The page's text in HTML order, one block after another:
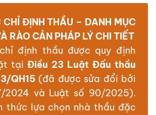
CHỈ ĐỊNH THẦU – DANH MỤC
RÀO CẢN PHÁP LÝ CHI TIẾT
định thầu được quy định
tại Điều 23 Luật Đấu thầu
QH15(đã được sửa đổi bởi
2024 và Luật số 90/2025).
thức lựa chọn nhà thầu đặc